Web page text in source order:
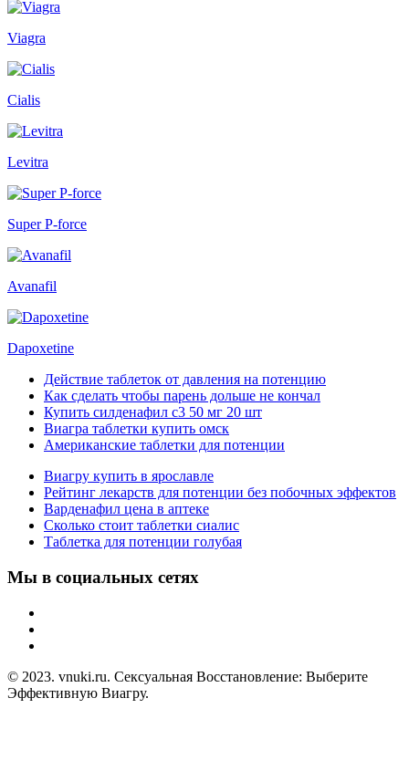
Viagra
Cialis
Levitra
Super P-force
Avanafil
Dapoxetine
Действие таблеток от давления на потенцию
Как сделать чтобы парень дольше не кончал
Купить силденафил с3 50 мг 20 шт
Виагра таблетки купить омск
Американские таблетки для потенции
Виагру купить в ярославле
Рейтинг лекарств для потенции без побочных эффектов
Варденафил цена в аптеке
Сколько стоит таблетки сиалис
Таблетка для потенции голубая
Мы в социальных сетях
© 2023. vnuki.ru. Сексуальная Восстановление: Выберите
Эффективную Виагру.